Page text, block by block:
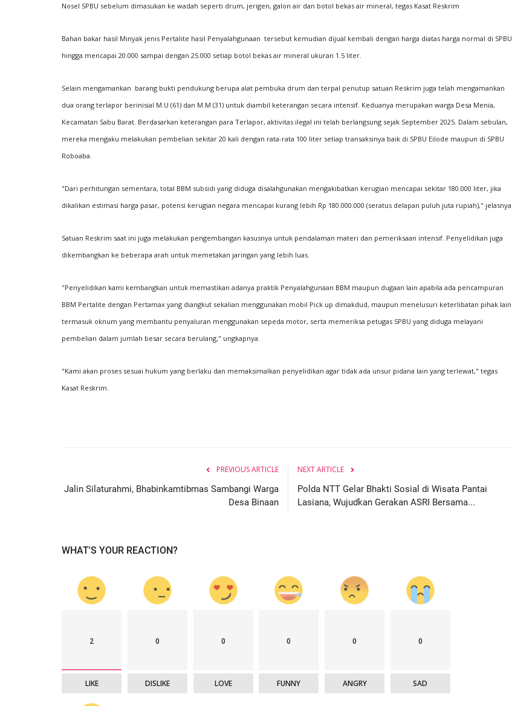
Nosel SPBU sebelum dimasukan ke wadah seperti drum, jerigen, galon air dan botol bekas air mineral, tegas Kasat Reskrim
Bahan bakar hasil Minyak jenis Pertalite hasil Penyalahgunaan tersebut kemudian dijual kembali dengan harga diatas harga normal di SPBU
hingga mencapai 20.000 sampai dengan 25.000 setiap botol bekas air mineral ukuran 1.5 liter.
Selain mengamankan barang bukti pendukung berupa alat pembuka drum dan terpal penutup satuan Reskrim juga telah mengamankan
dua orang terlapor berinisial M.U (61) dan M.M (31) untuk diambil keterangan secara intensif. Keduanya merupakan warga Desa Menia,
Kecamatan Sabu Barat. Berdasarkan keterangan para Terlapor, aktivitas ilegal ini telah berlangsung sejak September 2025. Dalam sebulan,
mereka mengaku melakukan pembelian sekitar 20 kali dengan rata-rata 100 liter setiap transaksinya baik di SPBU Eilode maupun di SPBU
Roboaba.
"Dari perhitungan sementara, total BBM subsidi yang diduga disalahgunakan mengakibatkan kerugian mencapai sekitar 180.000 liter, jika
dikalikan estimasi harga pasar, potensi kerugian negara mencapai kurang lebih Rp 180.000.000 (seratus delapan puluh juta rupiah)," jelasnya.
Satuan Reskrim saat ini juga melakukan pengembangan kasusnya untuk pendalaman materi dan pemeriksaan intensif. Penyelidikan juga
dikembangkan ke beberapa arah untuk memetakan jaringan yang lebih luas.
"Penyelidikan kami kembangkan untuk memastikan adanya praktik Penyalahgunaan BBM maupun dugaan lain apabila ada pencampuran
BBM Pertalite dengan Pertamax yang diangkut sekalian menggunakan mobil Pick up dimakdud, maupun menelusuri keterlibatan pihak lain
termasuk oknum yang membantu penyaluran menggunakan sepeda motor, serta memeriksa petugas SPBU yang diduga melayani
pembelian dalam jumlah besar secara berulang," ungkapnya.
"Kami akan proses sesuai hukum yang berlaku dan memaksimalkan penyelidikan agar tidak ada unsur pidana lain yang terlewat," tegas
Kasat Reskrim.
PREVIOUS ARTICLE
Jalin Silaturahmi, Bhabinkamtibmas Sambangi Warga
Desa Binaan
NEXT ARTICLE
Polda NTT Gelar Bhakti Sosial di Wisata Pantai
Lasiana, Wujudkan Gerakan ASRI Bersama...
WHAT'S YOUR REACTION?
2
LIKE
0
DISLIKE
0
LOVE
0
FUNNY
0
ANGRY
0
SAD